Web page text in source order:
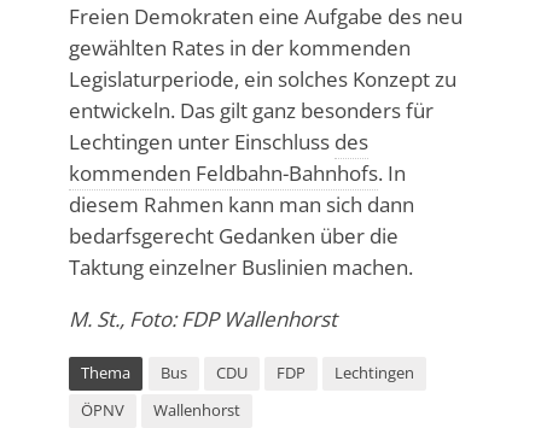
Freien Demokraten eine Aufgabe des neu
gewählten Rates in der kommenden
Legislaturperiode, ein solches Konzept zu
entwickeln. Das gilt ganz besonders für
Lechtingen unter Einschluss des
kommenden Feldbahn-Bahnhofs. In
diesem Rahmen kann man sich dann
bedarfsgerecht Gedanken über die
Taktung einzelner Buslinien machen.
M. St., Foto: FDP Wallenhorst
Thema Bus CDU FDP
Lechtingen
ÖPNV
Wallenhorst